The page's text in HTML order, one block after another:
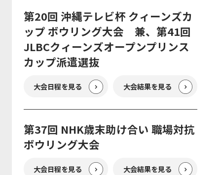
第20回 沖縄テレビ杯 クィーンズカ
ップ ボウリング大会 兼、第41回
JLBCクィーンズオープンプリンス
カップ派遣選抜
大会日程を見る 大会結果を見る
第37回 NHK歳末助け合い 職場対抗
ボウリング大会
大会日程を見る 大会結果を見る